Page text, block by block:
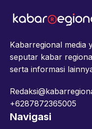
Kabarregional media
seputar kabar
serta informasi
+6287872365005
Navigasi